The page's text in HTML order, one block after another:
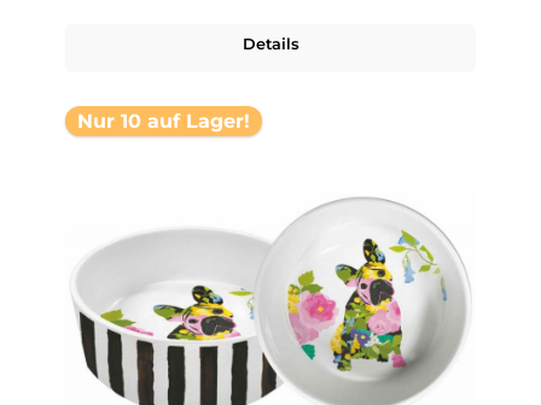
Details
Nur 10 auf Lager!